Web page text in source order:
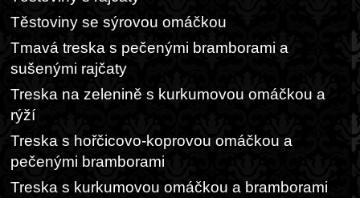
Těstoviny se sýrovou omáčkou
Tmavá treska s pečenými bramborami a
sušenými rajčaty
Treska na zelenině s kurkumovou omáčkou a
rýží
Treska s hořčicovo-koprovou omáčkou a
pečenými bramborami
Treska s kurkumovou omáčkou a bramborami